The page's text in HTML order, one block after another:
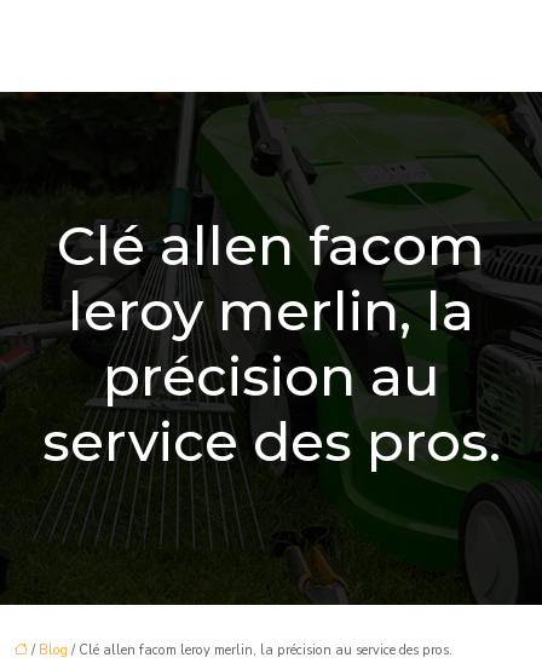
Clé allen facom
leroy merlin, la
précision au
service des pros.
/ Blog / Clé allen facom leroy merlin, la précision au service des pros.